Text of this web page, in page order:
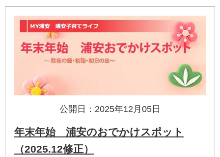
公開日：2025年12月05日
年末年始 浦安のおでかけスポット
（2025.12修正）